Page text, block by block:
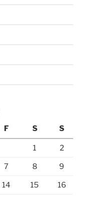
F S S
1 2
7 8 9
14 15 16